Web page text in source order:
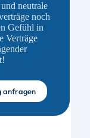
neutrale
noch
Gefühl in
Verträge
anfragen